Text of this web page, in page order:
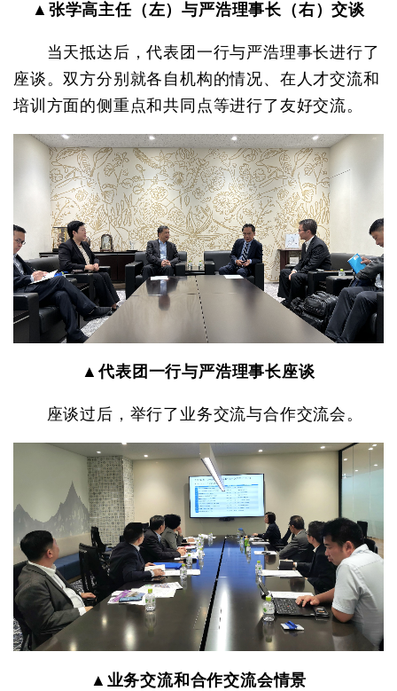
▲张学高主任（左）与严浩理事长（右）交谈
当天抵达后，代表团一行与严浩理事长进行了
座谈。双方分别就各自机构的情况、在人才交流和
培训方面的侧重点和共同点等进行了友好交流。
▲代表团一行与严浩理事长座谈
座谈过后，举行了业务交流与合作交流会。
▲业务交流和合作交流会情景